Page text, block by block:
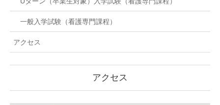
一般入学試験（看護専門課程）
アクセス
アクセス